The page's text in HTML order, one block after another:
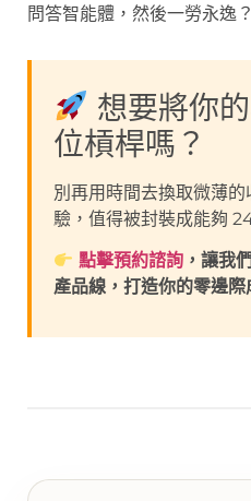
問答智能體，然後一勞永逸？
想要將你
位槓桿嗎？
別再用時間去換取微薄
驗，值得被封裝成能夠
點擊預約諮詢 ，讓我
產品線，打造你的零邊際